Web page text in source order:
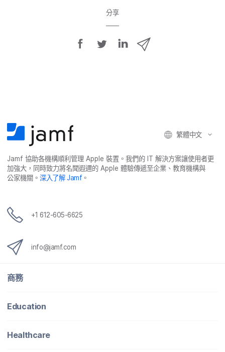
分享
分
享
o
k
分
r
分
享
I
n
繁體​中文
Jamf協助​各​機構​順利​管理 Apple裝置。​我們​的 IT解決​方案​讓​使用​者​更​
加強​大，​同時​致力​將​名聞​遐邇​的 Apple體驗​傳遞​至​企業、​教育​機構​與​
公家​機關。深入​了​解Jamf。
+1 612-605-6625
info@jamf.com
商務
Education
Healthcare